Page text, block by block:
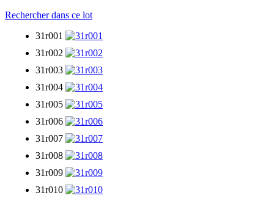
Rechercher dans ce lot
31r001
31r002
31r003
31r004
31r005
31r006
31r007
31r008
31r009
31r010